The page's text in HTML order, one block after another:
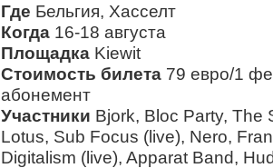
Где Бельгия, Хасселт
Когда 16-18 августа
Площадка Kiewit
Стоимость билета 79 евро/1
абонемент
Участники Bjork, Bloc Party, The
Lotus, Sub Focus (live), Nero,
Digitalism (live), Apparat Band,